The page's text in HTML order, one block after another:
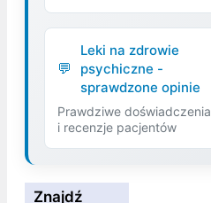
Leki na zdrowie
psychiczne -
sprawdzone opinie
Prawdziwe doświadczenia
i recenzje pacjentów
Znajdź